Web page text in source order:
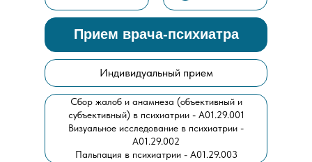
Прием врача-психиатра
Индивидуальный прием
Сбор жалоб и анамнеза (объективный и
субъективный) в психиатрии - А01.29.001
Визуальное исследование в психиатрии -
А01.29.002
Пальпация в психиатрии - А01.29.003